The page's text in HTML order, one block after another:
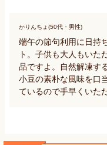
かりんちょ(50代・男性)
端午の節句利用に日持
ト。子供も大人もいた
品ですよ。自然解凍す
小豆の素朴な風味を口
ているので手早くいた